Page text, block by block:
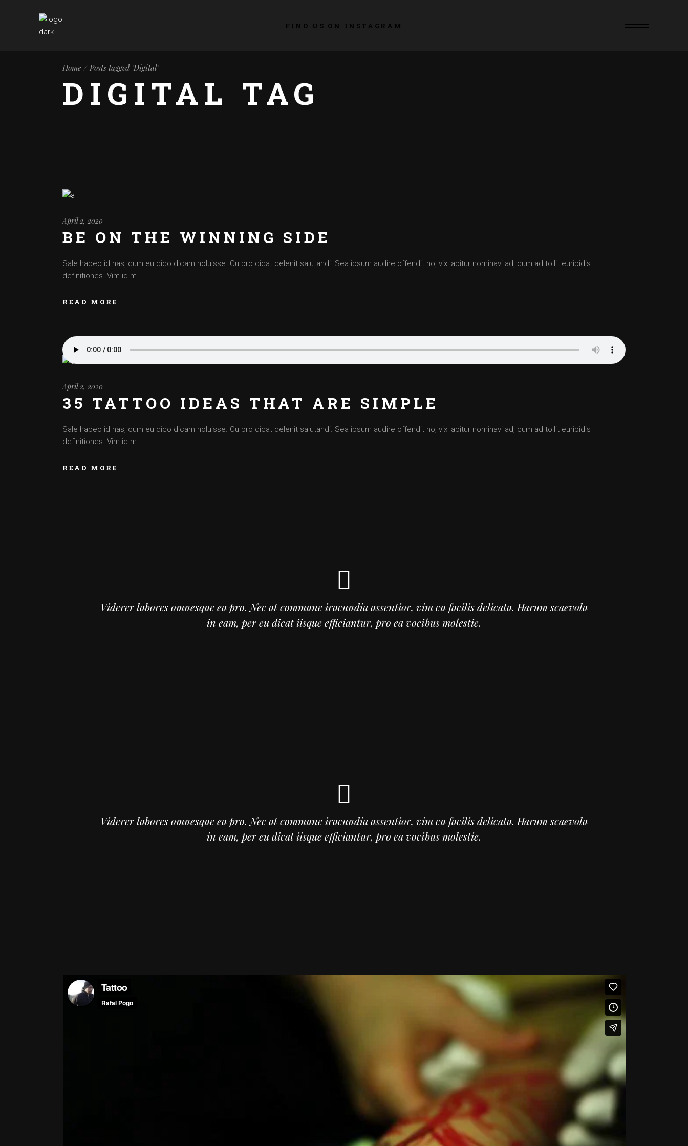
FIND US ON INSTAGRAM
Home Posts tagged "Digital"
DIGITAL TAG
April 2, 2020
BE ON THE WINNING SIDE
Sale habeo id has, cum eu dico dicam noluisse. Cu pro dicat delenit salutandi. Sea ipsum audire offendit no, vix labitur nominavi ad, cum ad tollit euripidis
definitiones. Vim id m
READ MORE
April 2, 2020
35 TATTOO IDEAS THAT ARE SIMPLE
Sale habeo id has, cum eu dico dicam noluisse. Cu pro dicat delenit salutandi. Sea ipsum audire offendit no, vix labitur nominavi ad, cum ad tollit euripidis
definitiones. Vim id m
READ MORE
Viderer labores omnesque ea pro. Nec at commune iracundia assentior, vim cu facilis delicata. Harum scaevola
in eam, per eu dicat iisque efficiantur, pro ea vocibus molestie.
Viderer labores omnesque ea pro. Nec at commune iracundia assentior, vim cu facilis delicata. Harum scaevola
in eam, per eu dicat iisque efficiantur, pro ea vocibus molestie.